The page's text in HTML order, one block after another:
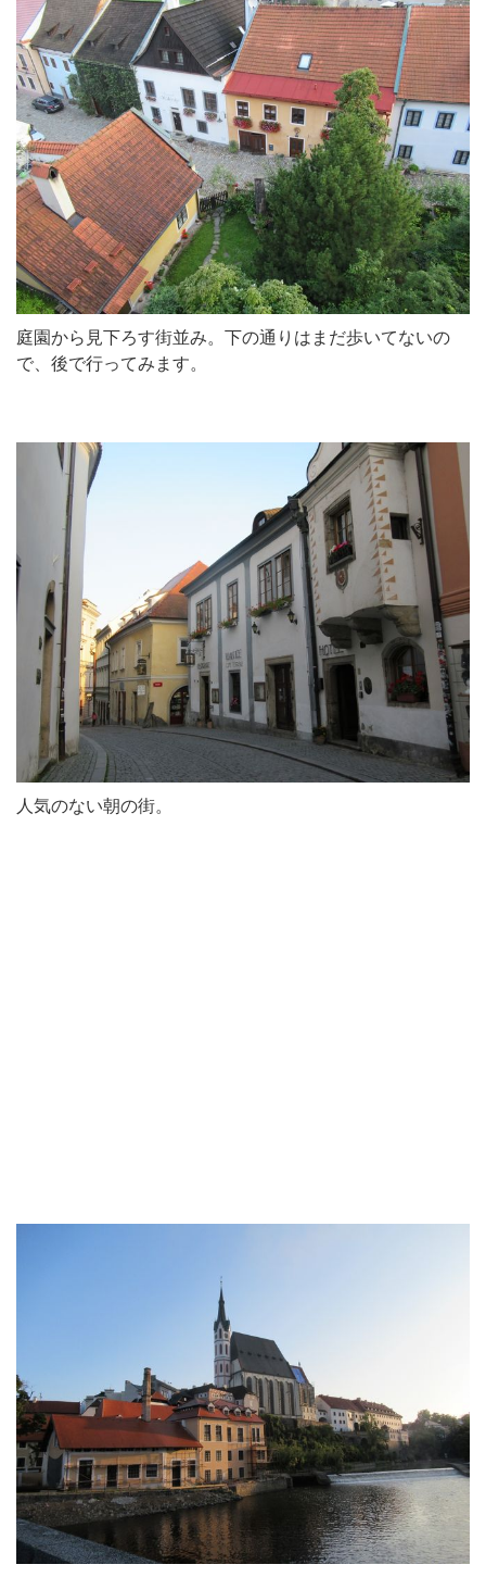
庭園から見下ろす街並み。下の通りはまだ歩いてないの
で、後で行ってみます。
人気のない朝の街。